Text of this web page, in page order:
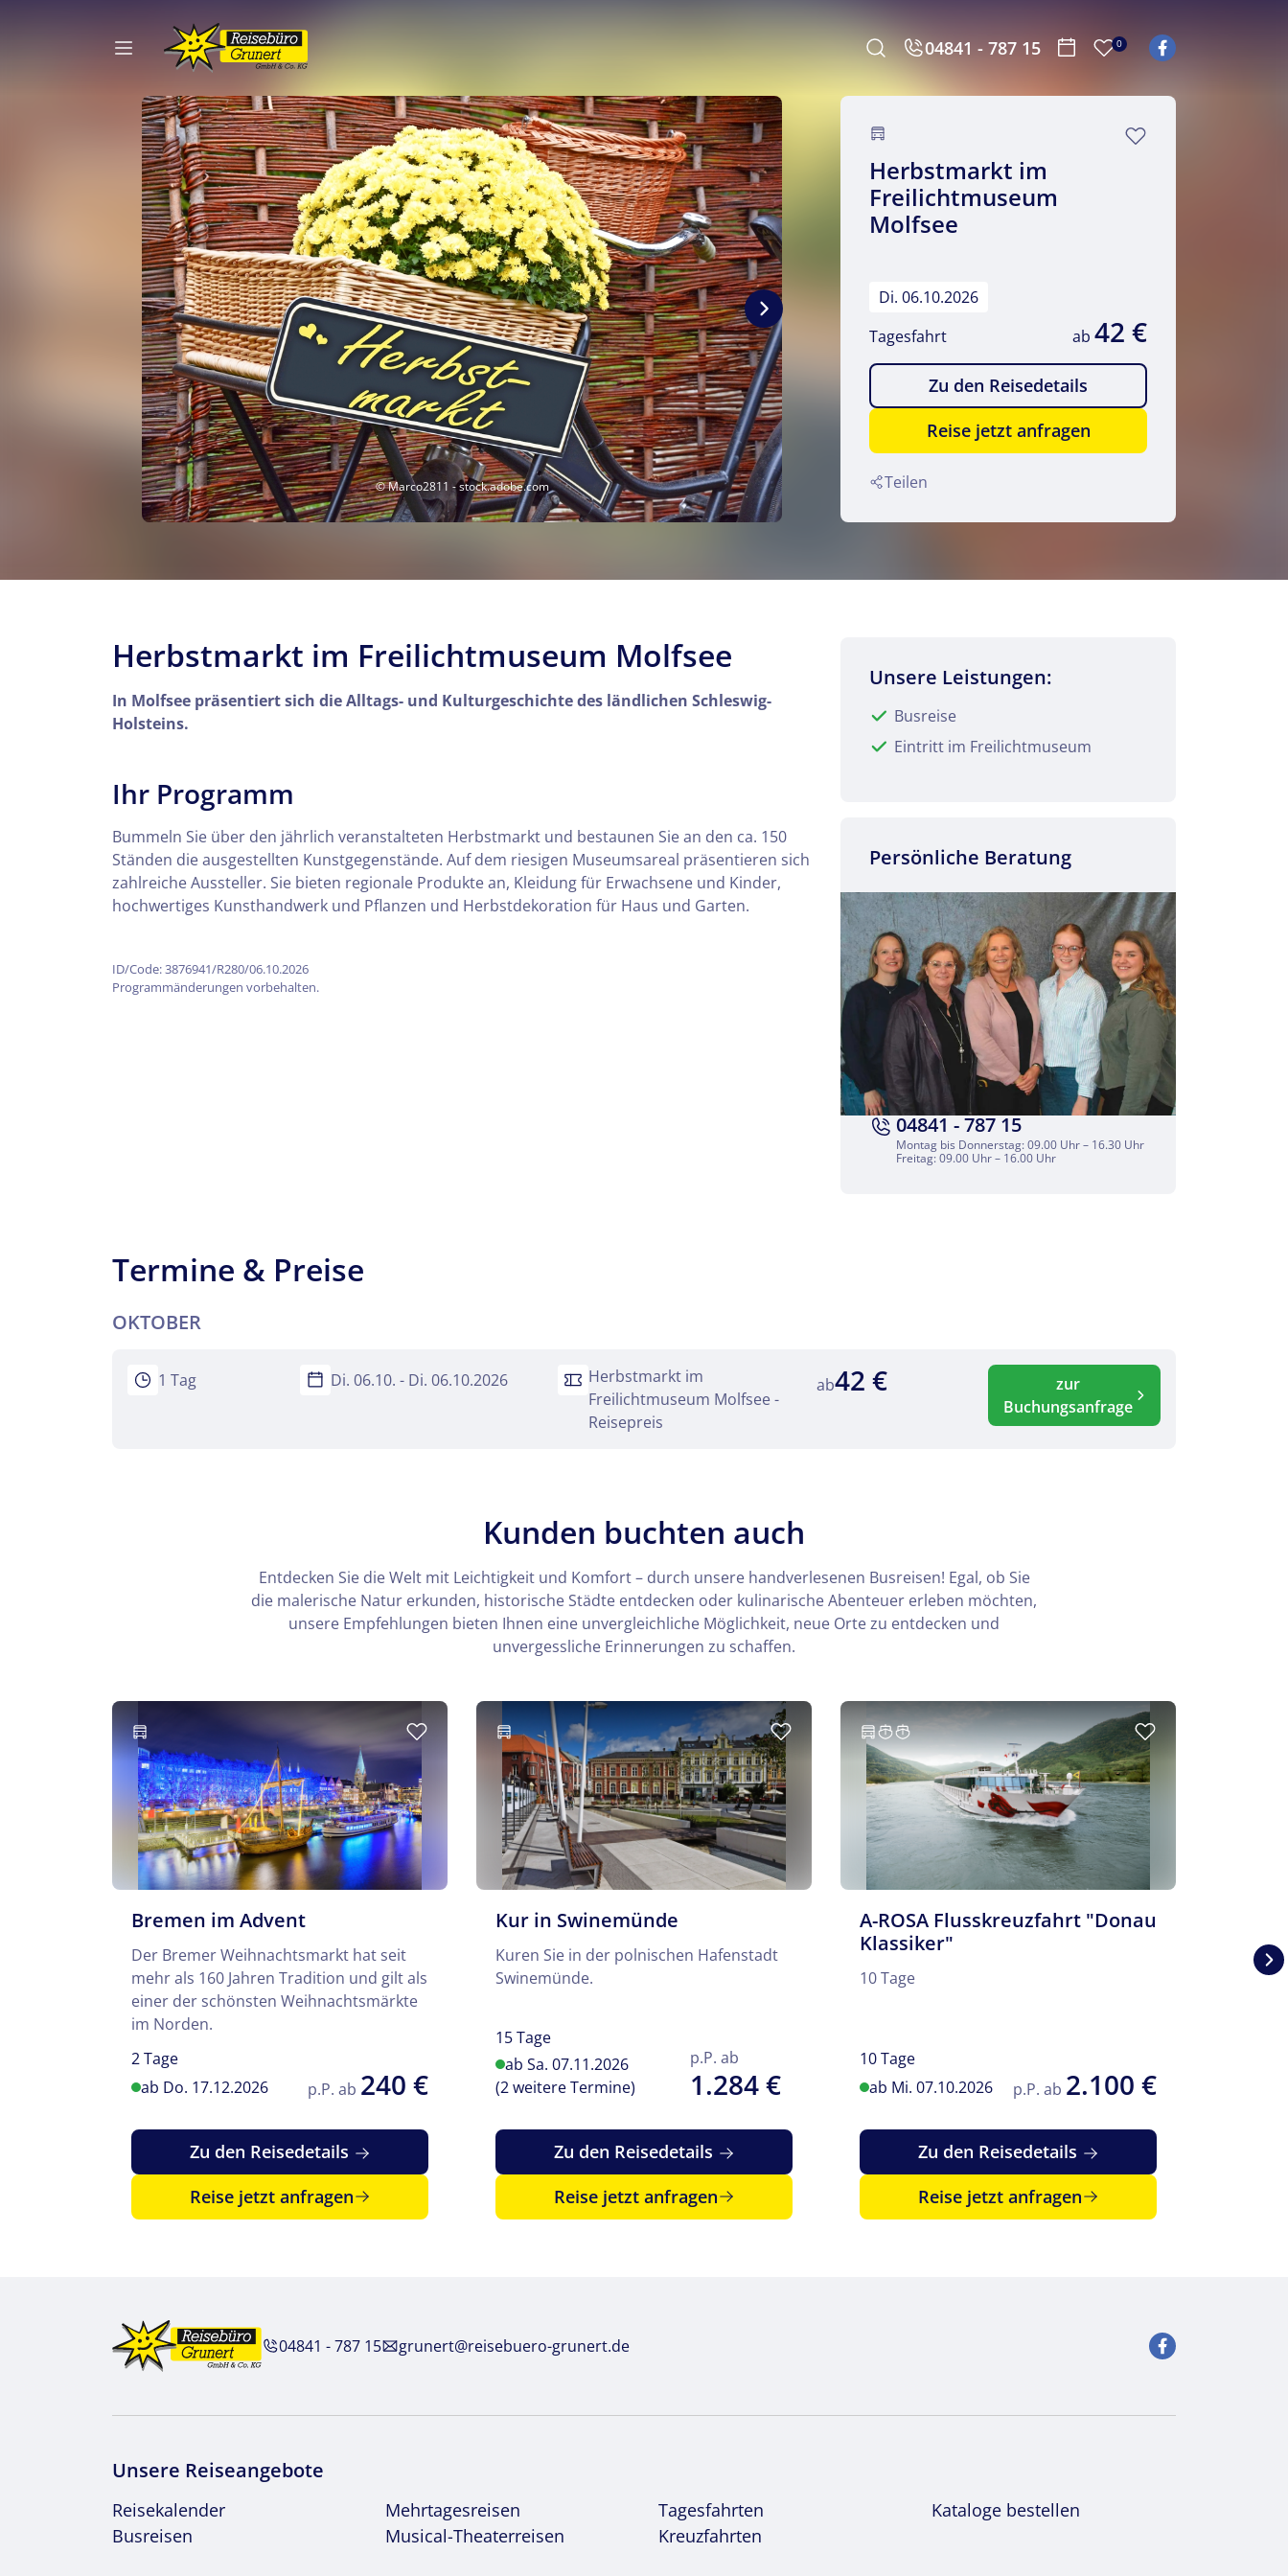
04841 - 787 15 0
Merkliste
© Marco2811 - stock.adobe.com
© Marco2811 - stock.adobe.com
Herbstmarkt im
Freilichtmuseum
Molfsee
Di. 06.10.2026
Tagesfahrt
ab 42 €
Zu den Reisedetails
Reise jetzt anfragen
Teilen
Teile diese Reise
per E-Mail senden Link kopieren
Herbstmarkt im Freilichtmuseum Molfsee
In Molfsee präsentiert sich die Alltags- und Kulturgeschichte des ländlichen Schleswig-
Holsteins.
Ihr Programm
Bummeln Sie über den jährlich veranstalteten Herbstmarkt und bestaunen Sie an den ca. 150
Ständen die ausgestellten Kunstgegenstände. Auf dem riesigen Museumsareal präsentieren sich
zahlreiche Aussteller. Sie bieten regionale Produkte an, Kleidung für Erwachsene und Kinder,
hochwertiges Kunsthandwerk und Pflanzen und Herbstdekoration für Haus und Garten.
ID/Code: 3876941/R280/06.10.2026
Programmänderungen vorbehalten.
Unsere Leistungen:
Busreise
Eintritt im Freilichtmuseum
Persönliche Beratung
04841 - 787 15
Montag bis Donnerstag: 09.00 Uhr – 16.30 Uhr
Freitag: 09.00 Uhr – 16.00 Uhr
Termine & Preise
OKTOBER
1 Tag Di. 06.10. - Di. 06.10.2026
Herbstmarkt im
Freilichtmuseum Molfsee -
Reisepreis
ab42 €
zur
Buchungsanfrage
Kunden buchten auch
Entdecken Sie die Welt mit Leichtigkeit und Komfort – durch unsere handverlesenen Busreisen! Egal, ob Sie
die malerische Natur erkunden, historische Städte entdecken oder kulinarische Abenteuer erleben möchten,
unsere Empfehlungen bieten Ihnen eine unvergleichliche Möglichkeit, neue Orte zu entdecken und
unvergessliche Erinnerungen zu schaffen.
Bremen im Advent
Der Bremer Weihnachtsmarkt hat seit
mehr als 160 Jahren Tradition und gilt als
einer der schönsten Weihnachtsmärkte
im Norden.
2 Tage
ab Do. 17.12.2026
p.P. ab 240 €
Zu den Reisedetails
Reise jetzt anfragen
Kur in Swinemünde
Kuren Sie in der polnischen Hafenstadt
Swinemünde.
15 Tage
ab Sa. 07.11.2026
(2 weitere Termine)
p.P. ab
1.284 €
Zu den Reisedetails
Reise jetzt anfragen
A-ROSA Flusskreuzfahrt "Donau
Klassiker"
10 Tage
10 Tage
ab Mi. 07.10.2026
p.P. ab 2.100 €
Zu den Reisedetails
Reise jetzt anfragen
04841 - 787 15 grunert@reisebuero-grunert.de
Unsere Reiseangebote
Reisekalender Mehrtagesreisen Tagesfahrten
Kataloge bestellen
Busreisen
Musical-Theaterreisen Kreuzfahrten